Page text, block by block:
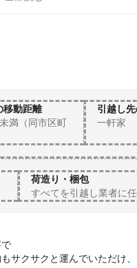
移動距離
満（同市区町
引越し
一軒家
荷造り・梱包
すべてを引越し業者に
サクサクと運んでいただけ、